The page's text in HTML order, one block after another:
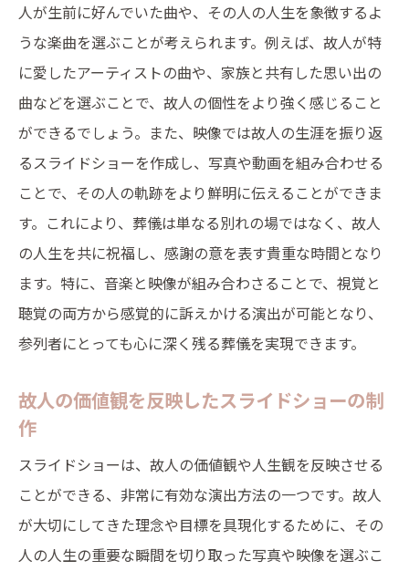
人が生前に好んでいた曲や、その人の人生を象徴するよ
うな楽曲を選ぶことが考えられます。例えば、故人が特
に愛したアーティストの曲や、家族と共有した思い出の
曲などを選ぶことで、故人の個性をより強く感じること
ができるでしょう。また、映像では故人の生涯を振り返
るスライドショーを作成し、写真や動画を組み合わせる
ことで、その人の軌跡をより鮮明に伝えることができま
す。これにより、葬儀は単なる別れの場ではなく、故人
の人生を共に祝福し、感謝の意を表す貴重な時間となり
ます。特に、音楽と映像が組み合わさることで、視覚と
聴覚の両方から感覚的に訴えかける演出が可能となり、
参列者にとっても心に深く残る葬儀を実現できます。
故人の価値観を反映したスライドショーの制
作
スライドショーは、故人の価値観や人生観を反映させる
ことができる、非常に有効な演出方法の一つです。故人
が大切にしてきた理念や目標を具現化するために、その
人の人生の重要な瞬間を切り取った写真や映像を選ぶこ